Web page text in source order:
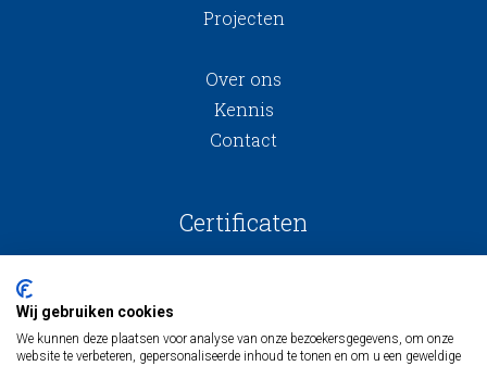
Projecten
Over ons
Kennis
Contact
Certificaten
Wij gebruiken cookies
We kunnen deze plaatsen voor analyse van onze bezoekersgegevens, om onze
website te verbeteren, gepersonaliseerde inhoud te tonen en om u een geweldige